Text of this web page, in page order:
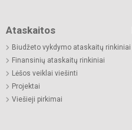
Ataskaitos
Biudžeto vykdymo ataskaitų rinkiniai
Finansinių ataskaitų rinkiniai
Lėšos veiklai viešinti
Projektai
Viešieji pirkimai